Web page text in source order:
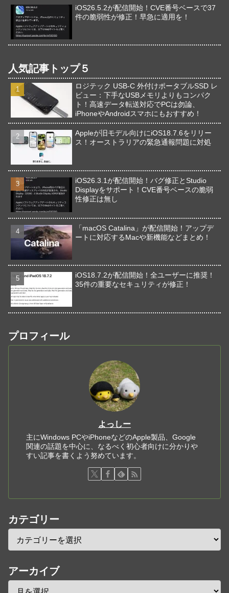
iOS26.5.2が配信開始！CVE番号ベースで37
件の脆弱性が修正！早急に適用を！
人気記事トップ５
ロジテック USB-C 外付けポータブルSSD レ
ビュー：下手なUSBメモリよりもコンパク
ト！高速データ転送対応でPCは勿論、
iPhoneやAndroidスマホにもおすすめ！
Appleが旧モデル向けにiOS18.7.6をリリー
ス！オーストラリアの緊急通報問題に対処
iOS26.3.1が配信開始！バグ修正とStudio
Displayをサポート！CVE番号ベースの脆弱
性修正は無し
「macOS Catalina」が配信開始！アップデ
ートに対応するMacや新機能などまとめ！
iOS18.7.2が配信開始！全ユーザーに推奨！
35件の重要なセキュリティが修正！
プロフィール
よっしー
主にWindows PCやiPhoneなどのApple製品、Google
関連の話題を中心に、なるべく初心者向けに分かりや
すい記事を書くよう努めています。
カテゴリー
アーカイブ